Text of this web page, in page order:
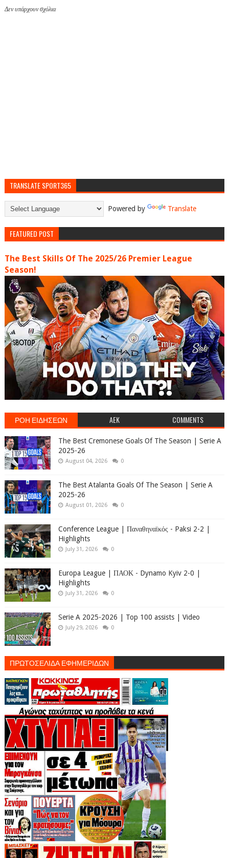
Δεν υπάρχουν σχόλια
TRANSLATE SPORT365
Powered by Translate
FEATURED POST
The Best Skills Of The 2025/26 Premier League
Season!
ΡΟΗ ΕΙΔΗΣΕΩΝ AEK COMMENTS
The Best Cremonese Goals Of The Season | Serie A
2025-26
August 04, 2026 0
The Best Atalanta Goals Of The Season | Serie A
2025-26
August 01, 2026 0
Conference League | Παναθηναϊκός - Paksi 2-2 |
Highlights
July 31, 2026 0
Europa League | ΠΑΟΚ - Dynamo Kyiv 2-0 |
Highlights
July 31, 2026 0
Serie A 2025-2026 | Top 100 assists | Video
July 29, 2026 0
ΠΡΩΤΟΣΕΛΙΔΑ ΕΦΗΜΕΡΙΔΩΝ